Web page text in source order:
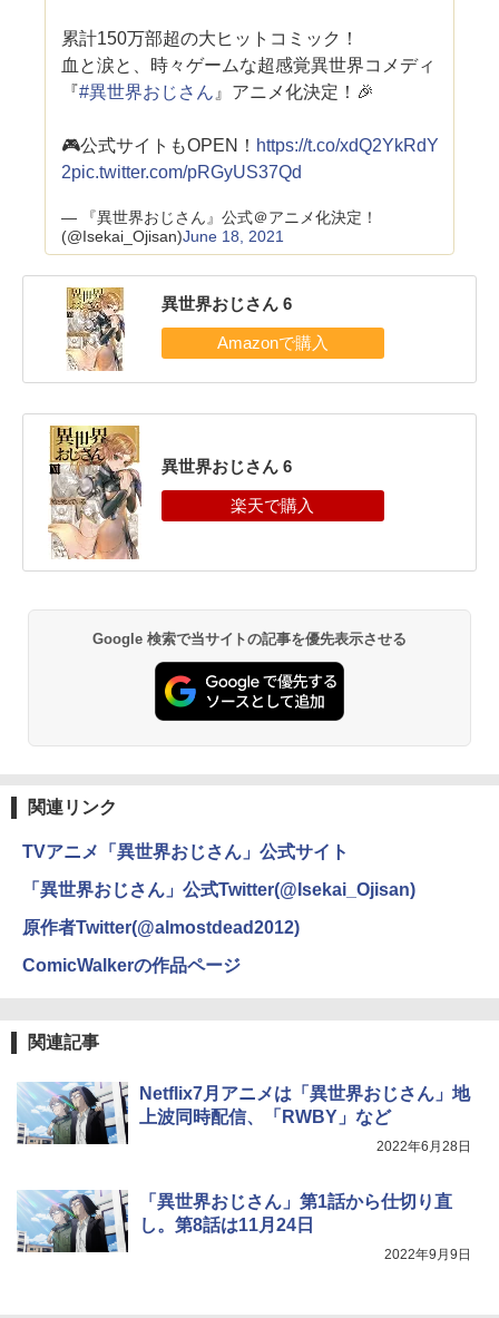
累計150万部超の大ヒットコミック！
血と涙と、時々ゲームな超感覚異世界コメディ
『#異世界おじさん 』アニメ化決定！🎉
🎮公式サイトもOPEN！ https://t.co/xdQ2YkRdY
2pic.twitter.com/pRGyUS37Qd
— 『異世界おじさん』公式＠アニメ化決定！
(@Isekai_Ojisan)June 18, 2021
異世界おじさん 6
異世界おじさん 6
Google 検索で当サイトの記事を優先表示させる
関連リンク
TVアニメ「異世界おじさん」公式サイト
「異世界おじさん」公式Twitter(@Isekai_Ojisan)
原作者Twitter(@almostdead2012)
ComicWalkerの作品ページ
関連記事
Netflix7月アニメは「異世界おじさん」地
上波同時配信、「RWBY」など
2022年6月28日
「異世界おじさん」第1話から仕切り直
し。第8話は11月24日
2022年9月9日